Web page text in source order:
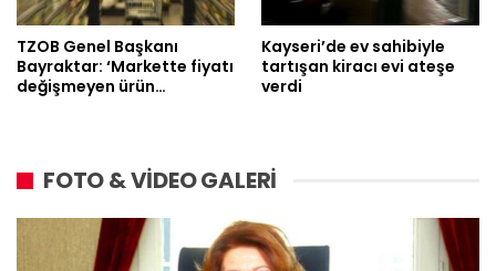
TZOB Genel Başkanı
Bayraktar: ‘Markette fiyatı
değişmeyen ürün…
Kayseri’de ev sahibiyle
tartışan kiracı evi ateşe
verdi
FOTO & VİDEO GALERİ